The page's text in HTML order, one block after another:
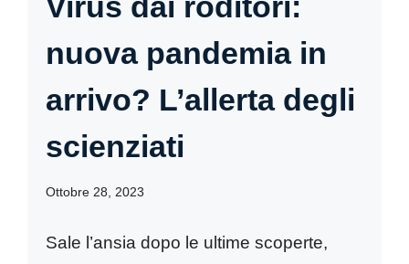
nuova pandemia in
arrivo? L’allerta degli
scienziati
Ottobre 28, 2023
Sale l’ansia dopo le ultime scoperte,